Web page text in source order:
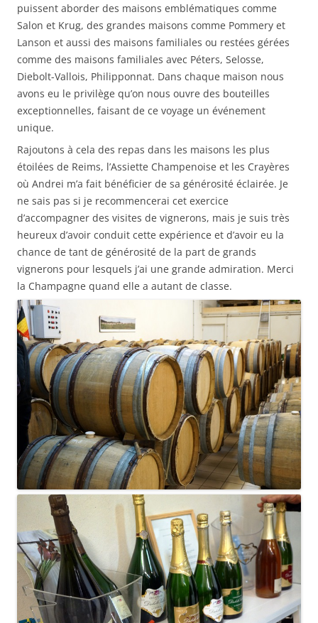
puissent aborder des maisons emblématiques comme
Salon et Krug, des grandes maisons comme Pommery et
Lanson et aussi des maisons familiales ou restées gérées
comme des maisons familiales avec Péters, Selosse,
Diebolt-Vallois, Philipponnat. Dans chaque maison nous
avons eu le privilège qu’on nous ouvre des bouteilles
exceptionnelles, faisant de ce voyage un événement
unique.
Rajoutons à cela des repas dans les maisons les plus
étoilées de Reims, l’Assiette Champenoise et les Crayères
où Andrei m’a fait bénéficier de sa générosité éclairée. Je
ne sais pas si je recommencerai cet exercice
d’accompagner des visites de vignerons, mais je suis très
heureux d’avoir conduit cette expérience et d’avoir eu la
chance de tant de générosité de la part de grands
vignerons pour lesquels j’ai une grande admiration. Merci
la Champagne quand elle a autant de classe.